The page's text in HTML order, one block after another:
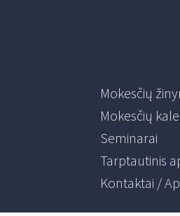
Mokesčių
Mokesčių
Seminarai
Tarptautinis
Kontaktai /